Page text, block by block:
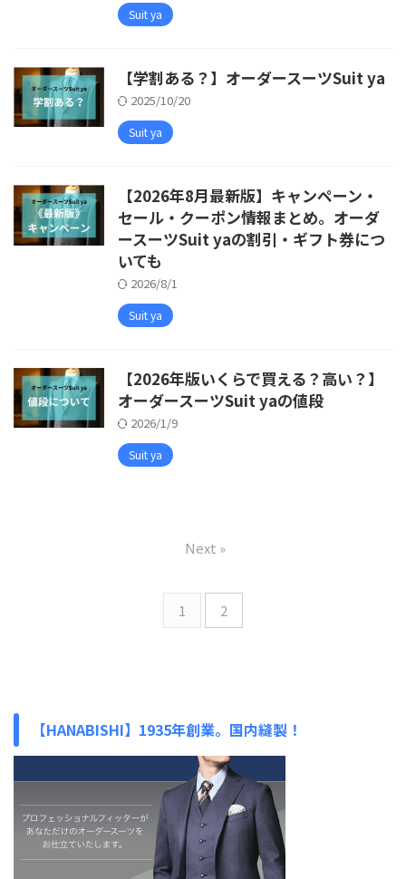
Suit ya
【学割ある？】オーダースーツSuit ya
2025/10/20
Suit ya
【2026年8月最新版】キャンペーン・
セール・クーポン情報まとめ。オーダ
ースーツSuit yaの割引・ギフト券につ
いても
2026/8/1
Suit ya
【2026年版いくらで買える？高い？】
オーダースーツSuit yaの値段
2026/1/9
Suit ya
1 2
Next »
【HANABISHI】1935年創業。国内縫製！